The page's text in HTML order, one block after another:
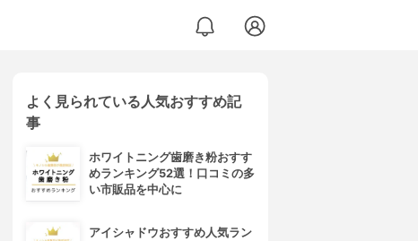
よく見られている人気おすすめ記
事
ホワイトニング歯磨き粉おすす
めランキング52選！口コミの多
い市販品を中心に
アイシャドウおすすめ人気ラン